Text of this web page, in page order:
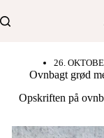
til
indhold
26.
Ovnbagt grød
Opskriften på